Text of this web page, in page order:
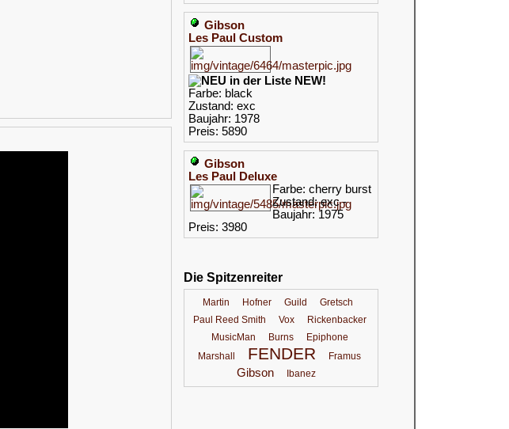
Gibson
Les Paul Custom
NEW!
Farbe: black
Zustand: exc
Baujahr: 1978
Preis: 5890
Gibson
Les Paul Deluxe
Farbe: cherry burst
Zustand: exc -
Baujahr: 1975
Preis: 3980
Die Spitzenreiter
Martin Hofner Guild
Gretsch
Paul Reed Smith
Vox
Rickenbacker
MusicMan
Burns
Epiphone
Marshall
FENDER Framus
Gibson Ibanez